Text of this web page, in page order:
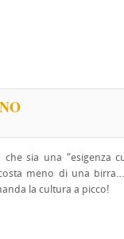
sia una “esigenza
meno di una birra…
la cultura a picco!